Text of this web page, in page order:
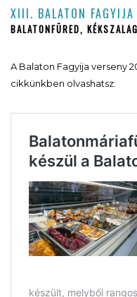
XIII. BALATON FAGYIJA
BALATONFÜRED,
A Balaton Fagyija verseny
cikkünkben olvashatsz: